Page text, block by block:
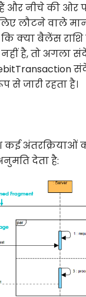
और नीचे की ओर
लौटने वाले
कि क्या बैलेंस
है, तो अगला
से जारी रहता है।
अंतरक्रियाओं
देता है: